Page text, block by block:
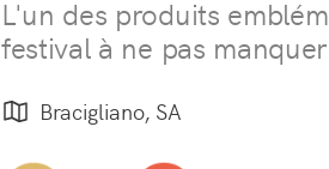
L'un des produits
festival à ne pas manquer
Bracigliano, SA